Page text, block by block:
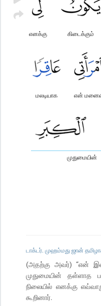
கிடைக்கும்
எனக்கு
என்
மலடியாக
முதுமையின்
டாக்டர். முஹம்மது ஜான்
(அதற்கு அவர்) “என்
முதுமையின் தள்ளாத
நிலையில் எனக்கு
கூறினார்.